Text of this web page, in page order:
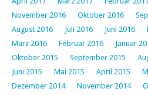
November 2016
Oktober 2016
August 2016
Juli 2016 Juni 2016
März 2016
Februar 2016 Januar
Oktober 2015
September 2015
Juni 2015
Mai 2015 April 2015
Dezember 2014
November 2014